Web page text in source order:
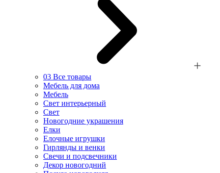
03 Все товары
Мебель для дома
Мебель
Свет интерьерный
Свет
Новогодние украшения
Елки
Елочные игрушки
Гирлянды и венки
Свечи и подсвечники
Декор новогодний